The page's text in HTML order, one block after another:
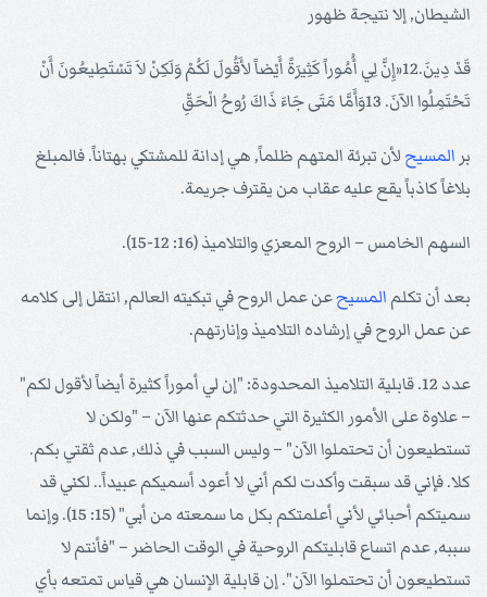
الشيطان, إلا نتيجة ظهور
قَدْ دِينَ.12«إِنَّ لِي أُمُوراً كَثِيرَةً أَيْضاً لأَقُولَ لَكُمْ وَلَكِنْ لاَ تَسْتَطِيعُونَ أَنْ
تَحْتَمِلُوا الآنَ. 13وَأَمَّا مَتَى جَاءَ ذَاكَ رُوحُ الْحَقِّ
بر المسيح لأن تبرئة المتهم ظلماً, هي إدانة للمشتكي بهتاناً. فالمبلغ
بلاغاً كاذباً يقع عليه عقاب من يقترف جريمة.
السهم الخامس – الروح المعزي والتلاميذ (16: 12-15).
بعد أن تكلم المسيحعن عمل الروح في تبكيته العالم, انتقل إلى كلامه
عن عمل الروح في إرشاده التلاميذ وإنارتهم.
عدد 12. قابلية التلاميذ المحدودة: "إن لي أموراً كثيرة أيضاً لأقول لكم"
– علاوة على الأمور الكثيرة التي حدثتكم عنها الآن – "ولكن لا
تستطيعون أن تحتملوا الآن" – وليس السبب في ذلك, عدم ثقتي بكم.
كلا. فإني قد سبقت وأكدت لكم أني لا أعود أسميكم عبيداً.. لكني قد
سميتكم أحبائي لأني أعلمتكم بكل ما سمعته من أبي" (15: 15). وإنما
سببه, عدم اتساع قابليتكم الروحية في الوقت الحاضر – "فأنتم لا
تستطيعون أن تحتملوا الآن". إن قابلية الإنسان هي قياس تمتعه بأي